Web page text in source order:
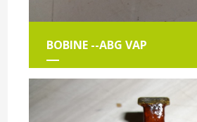
BOBINE --ABG VAP